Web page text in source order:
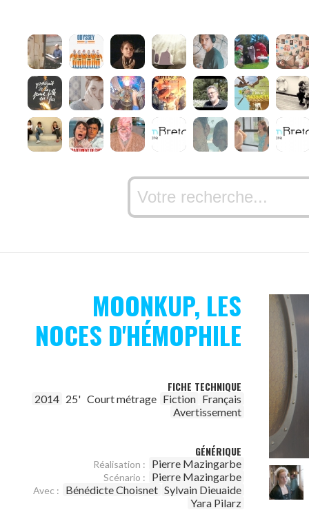
MOONKUP, LES
NOCES D'HÉMOPHILE
FICHE TECHNIQUE
2014 25' Court métrage Fiction Français
Avertissement
GÉNÉRIQUE
Réalisation : Pierre Mazingarbe
Scénario : Pierre Mazingarbe
Avec : Bénédicte Choisnet Sylvain Dieuaide
Yara Pilarz